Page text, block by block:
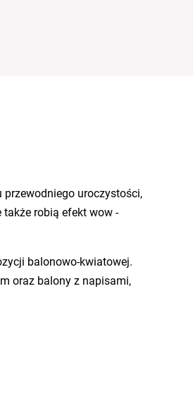
przewodniego uroczystości,
robią efekt wow -
balonowo-kwiatowej.
oraz balony z napisami,